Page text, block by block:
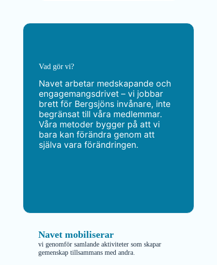
Vad gör vi?
Navet arbetar medskapande och
engagemangsdrivet – vi jobbar
brett för Bergsjöns invånare, inte
begränsat till våra medlemmar​.
Våra metoder bygger på att vi
bara kan förändra genom att
själva vara förändringen.
Navet mobiliserar
vi genomför samlande aktiviteter som skapar
gemenskap tillsammans med andra.